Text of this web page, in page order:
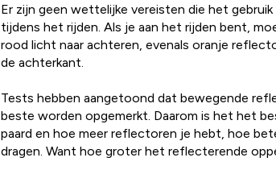
Er zijn geen wettelijke vereisten die het
tijdens het rijden. Als je aan het rijden bent,
rood licht naar achteren, evenals oranje
de achterkant.
Tests hebben aangetoond dat bewegende
beste worden opgemerkt. Daarom is het het
paard en hoe meer reflectoren je hebt, hoe
dragen. Want hoe groter het reflecterende